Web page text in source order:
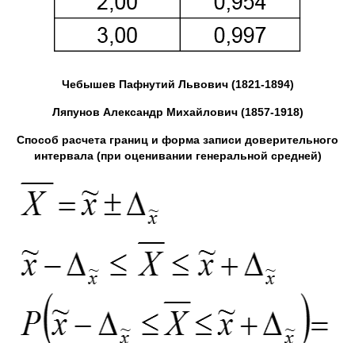
Чебышев Пафнутий Львович (1821-1894)
Ляпунов Александр Михайлович (1857-1918)
Способ расчета границ и форма записи доверительного
интервала (при оценивании генеральной средней)